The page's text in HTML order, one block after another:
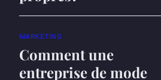
MARKETING
Comment une
entreprise de mode